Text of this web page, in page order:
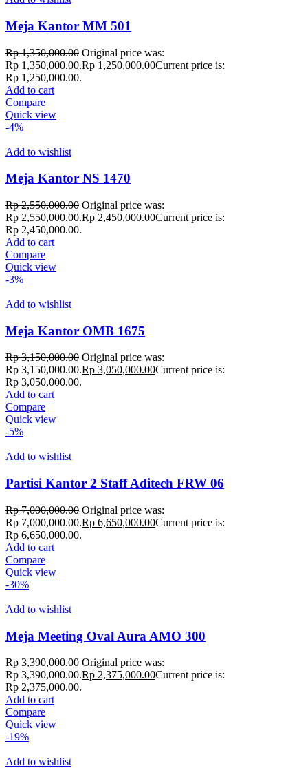
Meja Kantor MM 501
Rp1,350,000.00 Original price was:
Rp 1,350,000.00.Rp 1,250,000.00Current price is:
Rp 1,250,000.00.
Add to cart
Compare
Quick view
-4%
Add to wishlist
Meja Kantor NS 1470
Rp2,550,000.00 Original price was:
Rp 2,550,000.00.Rp 2,450,000.00Current price is:
Rp 2,450,000.00.
Add to cart
Compare
Quick view
-3%
Add to wishlist
Meja Kantor OMB 1675
Rp3,150,000.00 Original price was:
Rp 3,150,000.00.Rp 3,050,000.00Current price is:
Rp 3,050,000.00.
Add to cart
Compare
Quick view
-5%
Add to wishlist
Partisi Kantor 2 Staff Aditech FRW 06
Rp7,000,000.00 Original price was:
Rp 7,000,000.00.Rp 6,650,000.00Current price is:
Rp 6,650,000.00.
Add to cart
Compare
Quick view
-30%
Add to wishlist
Meja Meeting Oval Aura AMO 300
Rp3,390,000.00 Original price was:
Rp 3,390,000.00.Rp 2,375,000.00Current price is:
Rp 2,375,000.00.
Add to cart
Compare
Quick view
-19%
Add to wishlist